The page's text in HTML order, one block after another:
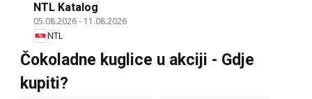
NTL Katalog
05.08.2026- 11.08.2026
NTL
Čokoladne kuglice u akciji - Gdje
kupiti?